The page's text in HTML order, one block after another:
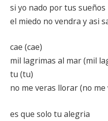
si yo nado por tus sueños
el miedo no vendra y asi
cae (cae)
mil lagrimas al mar (mil
tu (tu)
no me veras llorar (no
es que solo tu alegria